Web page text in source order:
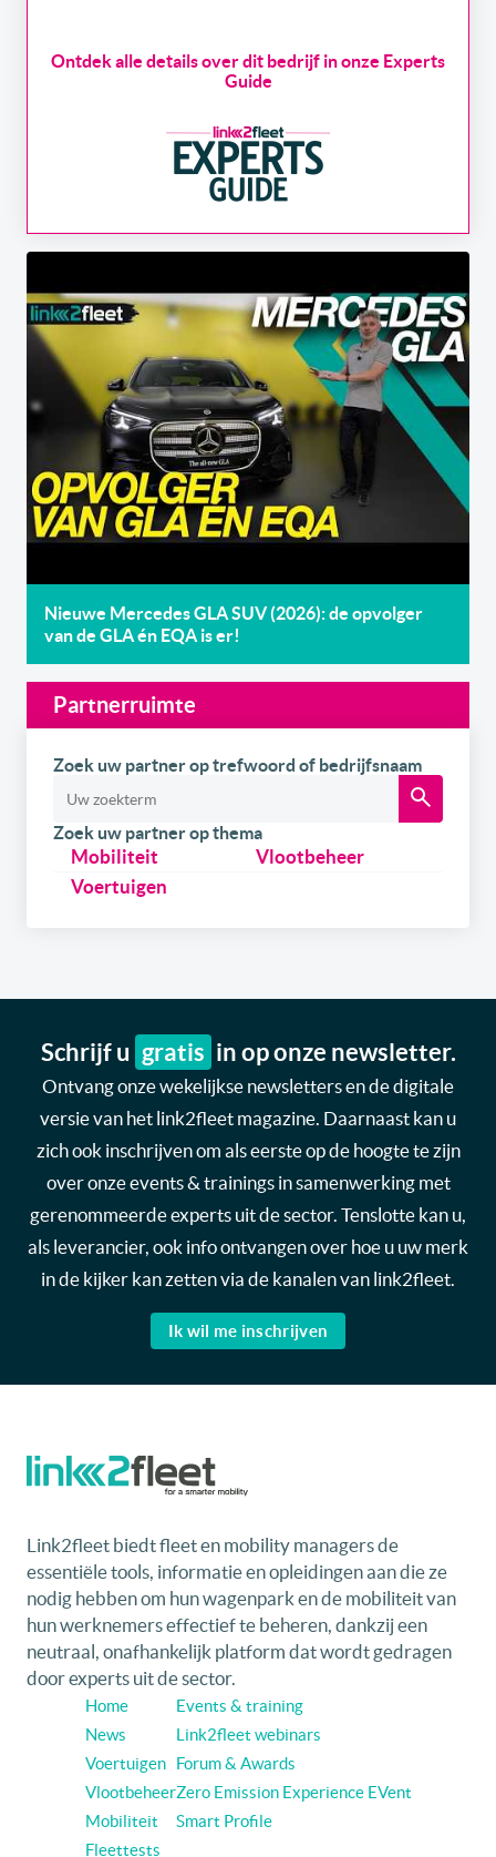
Ontdek alle details over dit bedrijf in onze Experts
Guide
Nieuwe Mercedes GLA SUV (2026): de opvolger
van de GLA én EQA is er!
Partnerruimte
Zoek uw partner op trefwoord of bedrijfsnaam
Zoek uw partner op thema
Mobiliteit
Vlootbeheer
Voertuigen
Schrijf u gratis in op onze newsletter.
Ontvang onze wekelijkse newsletters en de digitale
versie van het link2fleet magazine. Daarnaast kan u
zich ook inschrijven om als eerste op de hoogte te zijn
over onze events & trainings in samenwerking met
gerenommeerde experts uit de sector. Tenslotte kan u,
als leverancier, ook info ontvangen over hoe u uw merk
in de kijker kan zetten via de kanalen van link2fleet.
Ik wil me inschrijven
Link2fleet biedt fleet en mobility managers de
essentiële tools, informatie en opleidingen aan die ze
nodig hebben om hun wagenpark en de mobiliteit van
hun werknemers effectief te beheren, dankzij een
neutraal, onafhankelijk platform dat wordt gedragen
door experts uit de sector.
Home
News
Voertuigen
Vlootbeheer
Mobiliteit
Fleettests
Events & training
Link2fleet webinars
Forum & Awards
Zero Emission Experience EVent
Smart Profile